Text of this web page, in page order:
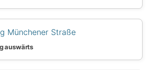
Münchener Straße
auswärts